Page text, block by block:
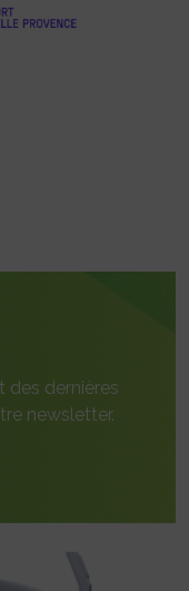
des dernières
newsletter.